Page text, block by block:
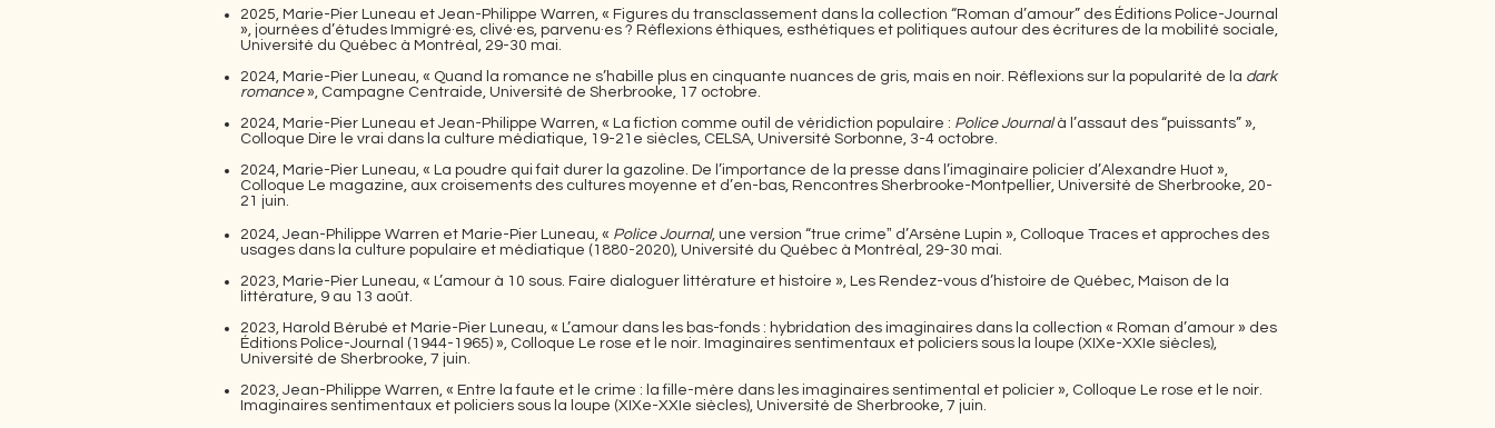
2025, Marie-Pier Luneau et Jean-Philippe Warren, « Figures du transclassement dans la collection “Roman d’amour” des Éditions Police-Journal
», journées d’études Immigré·es, clivé·es, parvenu·es ? Réflexions éthiques, esthétiques et politiques autour des écritures de la mobilité sociale,
Université du Québec à Montréal, 29-30 mai.
2024, Marie-Pier Luneau, « Quand la romance ne s’habille plus en cinquante nuances de gris, mais en noir. Réflexions sur la popularité de la dark
romance», Campagne Centraide, Université de Sherbrooke, 17 octobre.
2024, Marie-Pier Luneau et Jean-Philippe Warren, « La fiction comme outil de véridiction populaire : Police Journalà l’assaut des “puissants” »,
Colloque Dire le vrai dans la culture médiatique, 19-21e siècles, CELSA, Université Sorbonne, 3-4 octobre.
2024, Marie-Pier Luneau, « La poudre qui fait durer la gazoline. De l’importance de la presse dans l’imaginaire policier d’Alexandre Huot »,
Colloque Le magazine, aux croisements des cultures moyenne et d’en-bas, Rencontres Sherbrooke-Montpellier, Université de Sherbrooke, 20-
21 juin.
2024, Jean-Philippe Warren et Marie-Pier Luneau, « Police Journal, une version “true crimeˮ d’Arsène Lupin », Colloque Traces et approches des
usages dans la culture populaire et médiatique (1880-2020), Université du Québec à Montréal, 29-30 mai.
2023, Marie-Pier Luneau, « L’amour à 10 sous. Faire dialoguer littérature et histoire », Les Rendez-vous d’histoire de Québec, Maison de la
littérature, 9 au 13 août.
2023, Harold Bérubé et Marie-Pier Luneau, « L’amour dans les bas-fonds : hybridation des imaginaires dans la collection « Roman d’amour » des
Éditions Police-Journal (1944-1965) », Colloque Le rose et le noir. Imaginaires sentimentaux et policiers sous la loupe (XIXe-XXIe siècles),
Université de Sherbrooke, 7 juin.
2023, Jean-Philippe Warren, « Entre la faute et le crime : la fille-mère dans les imaginaires sentimental et policier », Colloque Le rose et le noir.
Imaginaires sentimentaux et policiers sous la loupe (XIXe-XXIe siècles), Université de Sherbrooke, 7 juin.